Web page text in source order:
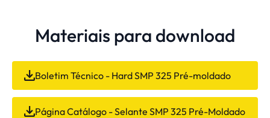
Materiais para download
Boletim Técnico - Hard SMP 325 Pré-moldado
Página Catálogo - Selante SMP 325 Pré-Moldado